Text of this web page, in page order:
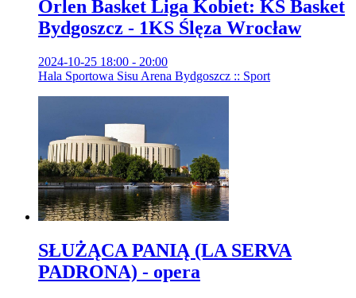
Orlen Basket Liga Kobiet: KS Basket
Bydgoszcz - 1KS Ślęza Wrocław
2024-10-25 18:00 - 20:00
Hala Sportowa Sisu Arena Bydgoszcz :: Sport
SŁUŻĄCA PANIĄ (LA SERVA
PADRONA) - opera